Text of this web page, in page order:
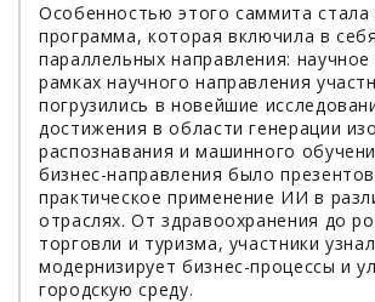
Особенностью этого саммита
программа, которая включила в
параллельных направления:
рамках научного направления
погрузились в новейшие
достижения в области генерации
распознавания и машинного
бизнес-направления было
практическое применение ИИ в
отраслях. От здравоохранения до
торговли и туризма, участники
модернизирует бизнес-процессы и
городскую среду.